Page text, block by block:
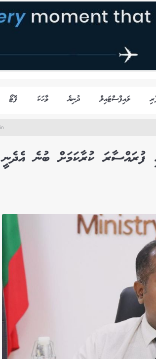
ލައިފްސްޓައިލް ދުނިޔެ ވާހަކަ ފޮޓޯ
ފުރައްސާރަ ކުރާކަމަށް ބުނެ އެދެނީ